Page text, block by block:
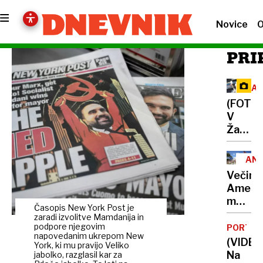
Novice
Časopis New York Post je
zaradi izvolitve Mamdanija in
podpore njegovim
napovedanim ukrepom New
York, ki mu pravijo Veliko
jabolko, razglasil kar za
(FOTO)
V
in
policija
in tri
pištole
Večina
meni,
da
bodo
kmalu
Na